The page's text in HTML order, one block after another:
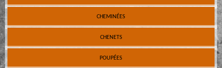
CHEMINÉES
CHENETS
POUPÉES